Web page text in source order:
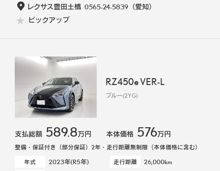
レクサス豊田土橋 0565-24-5839（愛知）
ピックアップ
RZ450e VER-L
ブルー(2YG)
支払総額 589.8万円 本体価格 576万円
整備・保証付き（部分保証）2年・走行距離無制限（本体価格に含む）
年式
2023年(R5年) 走行距離 26,000km